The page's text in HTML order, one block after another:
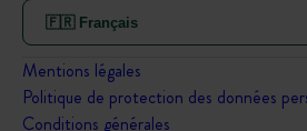
Mentions légales
Politique de protection des données
Conditions générales